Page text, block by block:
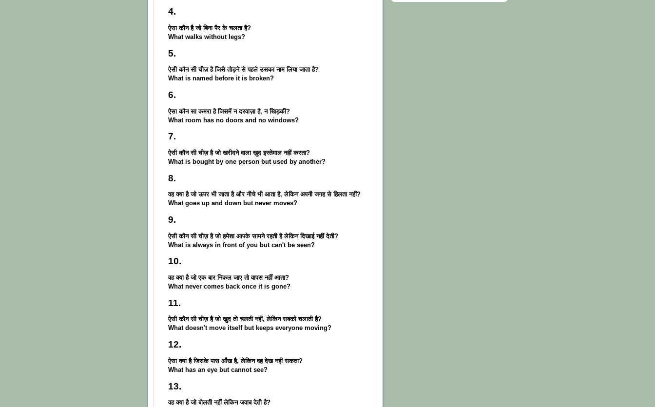
4.
ऐसा कौन है जो बिना पैर के चलता है?
What walks without legs?
5.
ऐसी कौन सी चीज़ है जिसे तोड़ने से पहले उसका नाम लिया जाता है?
What is named before it is broken?
6.
ऐसा कौन सा कमरा है जिसमें न दरवाज़ा है, न खिड़की?
What room has no doors and no windows?
7.
ऐसी कौन सी चीज़ है जो खरीदने वाला खुद इस्तेमाल नहीं करता?
What is bought by one person but used by another?
8.
वह क्या है जो ऊपर भी जाता है और नीचे भी आता है, लेकिन अपनी जगह से हिलता नहीं?
What goes up and down but never moves?
9.
ऐसी कौन सी चीज़ है जो हमेशा आपके सामने रहती है लेकिन दिखाई नहीं देती?
What is always in front of you but can't be seen?
10.
वह क्या है जो एक बार निकल जाए तो वापस नहीं आता?
What never comes back once it is gone?
11.
ऐसी कौन सी चीज़ है जो खुद तो चलती नहीं, लेकिन सबको चलाती है?
What doesn't move itself but keeps everyone moving?
12.
ऐसा क्या है जिसके पास आँख है, लेकिन वह देख नहीं सकता?
What has an eye but cannot see?
13.
वह क्या है जो बोलती नहीं लेकिन जवाब देती है?